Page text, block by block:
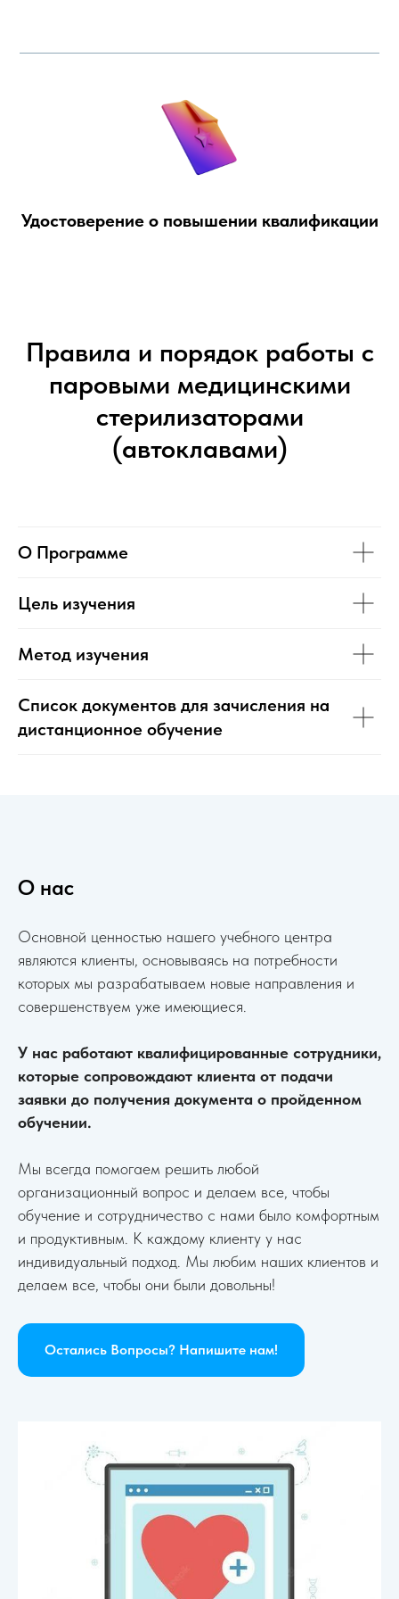
Удостоверение о повышении квалификации
Правила и порядок работы с
паровыми медицинскими
стерилизаторами
(автоклавами)
О Программе
Цель изучения
Метод изучения
Список документов для зачисления на
дистанционное обучение
О нас
Основной ценностью нашего учебного центра
являются клиенты, основываясь на потребности
которых мы разрабатываем новые направления и
совершенствуем уже имеющиеся.
У нас работают квалифицированные сотрудники,
которые сопровождают клиента от подачи
заявки до получения документа о пройденном
обучении.
Мы всегда помогаем решить любой
организационный вопрос и делаем все, чтобы
обучение и сотрудничество с нами было комфортным
и продуктивным. К каждому клиенту у нас
индивидуальный подход. Мы любим наших клиентов и
делаем все, чтобы они были довольны!
Остались Вопросы? Напишите нам!